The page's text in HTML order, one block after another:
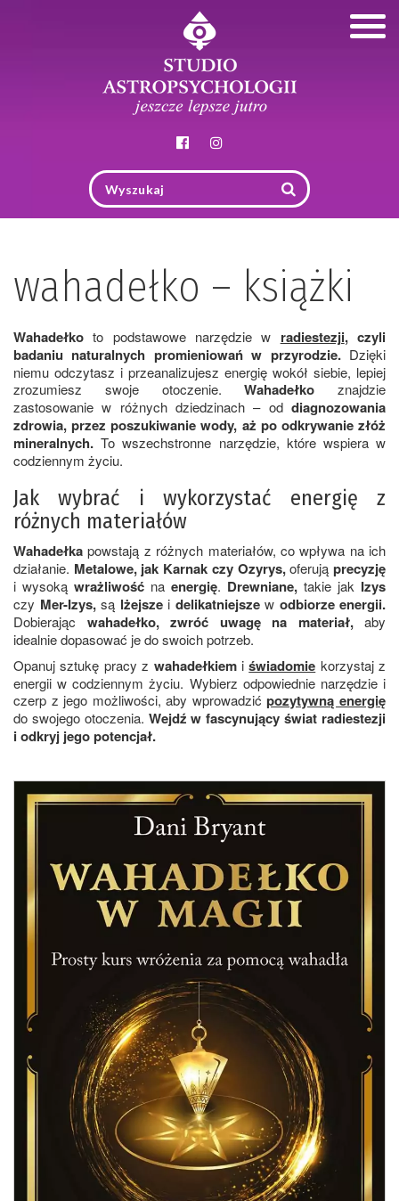
wahadełko – książki
Wahadełko to podstawowe narzędzie w radiestezji, czyli
badaniu naturalnych promieniowań w przyrodzie.Dzięki
niemu odczytasz i przeanalizujesz energię wokół siebie, lepiej
zrozumiesz swoje otoczenie.Wahadełko znajdzie
zastosowanie w różnych dziedzinach – od diagnozowania
zdrowia, przez poszukiwanie wody, aż po odkrywanie złóż
mineralnych. To wszechstronne narzędzie, które wspiera w
codziennym życiu.
Jak wybrać i wykorzystać energię z
różnych materiałów
Wahadełka powstają z różnych materiałów, co wpływa na ich
działanie. Metalowe, jak Karnak czy Ozyrys,oferująprecyzję
i wysoką wrażliwość na energię. Drewniane, takie jak Izys
czy Mer-Izys,są lżejszei delikatniejszew odbiorze energii.
Dobierając wahadełko, zwróć uwagę na materiał,aby
idealnie dopasować je do swoich potrzeb.
Opanuj sztukę pracy z wahadełkiemiświadomie korzystaj z
energii w codziennym życiu. Wybierz odpowiednie narzędzie i
czerp z jego możliwości, aby wprowadzićpozytywną energię
do swojego otoczenia. Wejdź w fascynujący świat radiestezji
i odkryj jego potencjał.